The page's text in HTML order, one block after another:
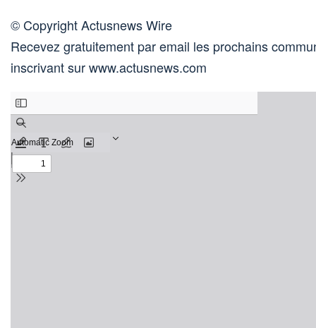
© Copyright Actusnews Wire
Recevez gratuitement par email les prochains
inscrivant sur www.actusnews.com